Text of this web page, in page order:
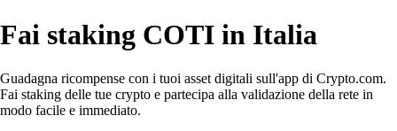
Fai staking COTI in Italia
Guadagna ricompense con i tuoi asset digitali sull'app di Crypto.com.
Fai staking delle tue crypto e partecipa alla validazione della rete in
modo facile e immediato.